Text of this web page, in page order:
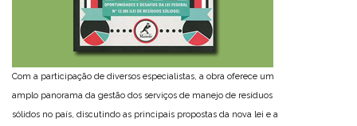
Com a participação de diversos especialistas, a obra oferece um
amplo panorama da gestão dos serviços de manejo de resíduos
sólidos no país, discutindo as principais propostas da nova lei e a